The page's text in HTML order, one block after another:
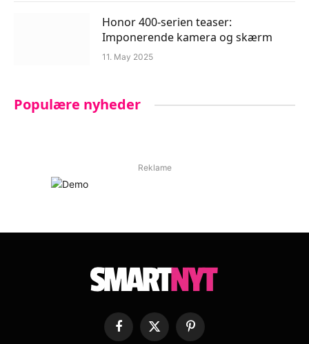
Honor 400-serien teaser:
Imponerende kamera og skærm
11. May 2025
Populære nyheder
Reklame
Facebook
X
Pinterest